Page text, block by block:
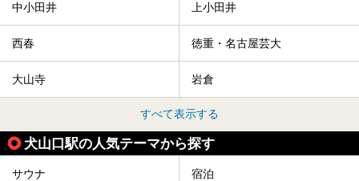
中小田井 上小田井
西春 徳重・名古屋芸大
大山寺 岩倉
すべて表示する
犬山口駅の人気テーマから探す
サウナ 宿泊